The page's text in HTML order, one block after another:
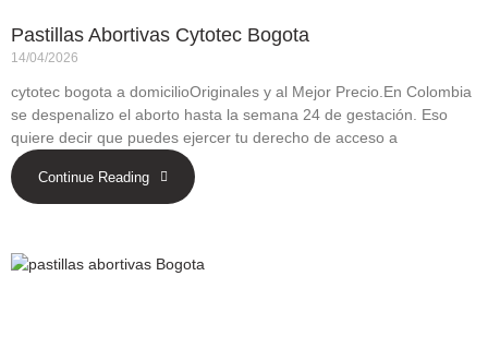
Pastillas Abortivas Cytotec Bogota
14/04/2026
cytotec bogota a domicilioOriginales y al Mejor Precio.En Colombia
se despenalizo el aborto hasta la semana 24 de gestación. Eso
quiere decir que puedes ejercer tu derecho de acceso a
Continue Reading